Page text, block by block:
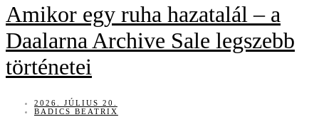
Amikor egy ruha hazatalál – a
Daalarna Archive Sale legszebb
történetei
2026. JÚLIUS 20.
BADICS BEATRIX